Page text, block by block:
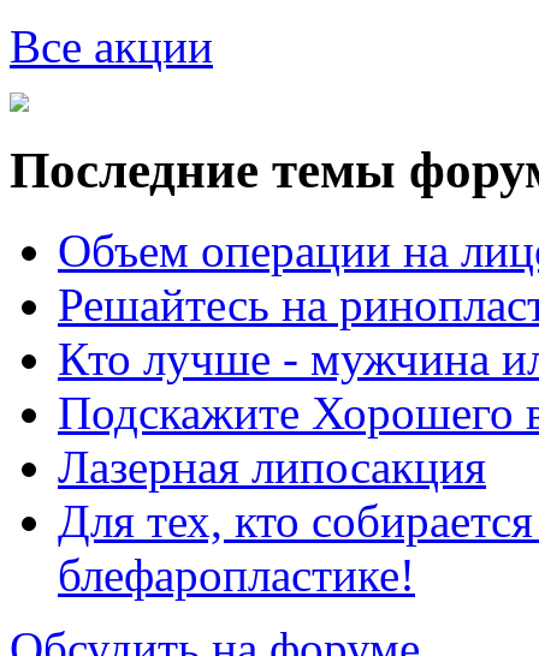
Все акции
Последние темы
Объем операции на
Решайтесь на
Кто лучше - мужчина
Подскажите Хорошего
Лазерная липосакция
Для тех, кто
блефаропластике!